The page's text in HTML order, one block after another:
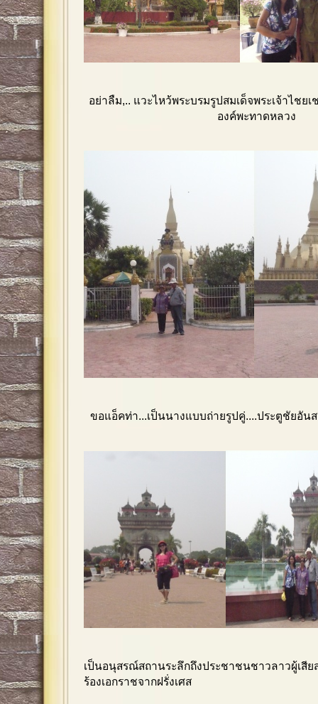
อย่าลืม,.. แวะไหว้พระบรมรูปสมเด็จพระเจ้าไชย
องค์พะทาดหลวง
ขอแอ็คท่า...เป็นนางแบบถ่ายรูปคู่....ประตูชัยอัน
เป็นอนุสรณ์สถานระลึกถึงประชาชนชาวลาวผู้เสีย
ร้องเอกราชจากฝรั่งเศส